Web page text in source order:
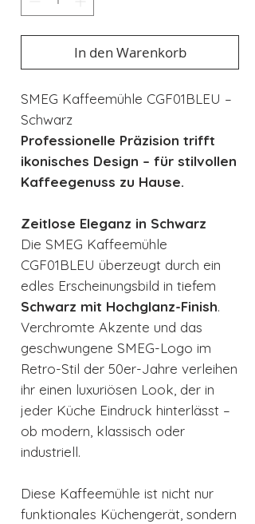
In den Warenkorb
SMEG Kaffeemühle CGF01BLEU –
Schwarz
Professionelle Präzision trifft
ikonisches Design – für stilvollen
Kaffeegenuss zu Hause.
Zeitlose Eleganz in Schwarz
Die SMEG Kaffeemühle
CGF01BLEU überzeugt durch ein
edles Erscheinungsbild in tiefem
Schwarz mit Hochglanz-Finish.
Verchromte Akzente und das
geschwungene SMEG-Logo im
Retro-Stil der 50er-Jahre verleihen
ihr einen luxuriösen Look, der in
jeder Küche Eindruck hinterlässt –
ob modern, klassisch oder
industriell.
Diese Kaffeemühle ist nicht nur
funktionales Küchengerät, sondern